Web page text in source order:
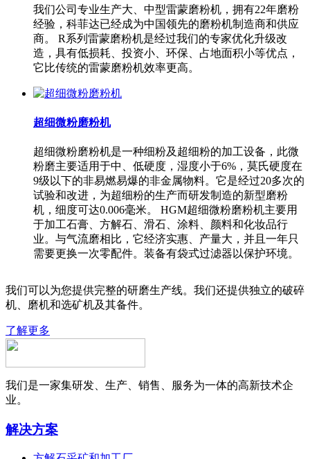
我们公司专业生产大、中型雷蒙磨粉机，拥有22年磨粉
经验，科菲达已经成为中国领先的磨粉机制造商和供应
商。 R系列雷蒙磨粉机是经过我们的专家优化升级改
造，具有低损耗、投资小、环保、占地面积小等优点，
它比传统的雷蒙磨粉机效率更高。
超细微粉磨粉机
超细微粉磨粉机是一种细粉及超细粉的加工设备，此微
粉磨主要适用于中、低硬度，湿度小于6%，莫氏硬度在
9级以下的非易燃易爆的非金属物料。它是经过20多次的
试验和改进，为超细粉的生产而研发制造的新型磨粉
机，细度可达0.006毫米。 HGM超细微粉磨粉机主要用
于加工石膏、方解石、滑石、涂料、颜料和化妆品行
业。与气流磨相比，它经济实惠、产量大，并且一年只
需要更换一次零配件。装备有袋式过滤器以保护环境。
我们可以为您提供完整的研磨生产线。我们还提供独立的破碎
机、磨机和选矿机及其备件。
了解更多
我们是一家集研发、生产、销售、服务为一体的高新技术企
业。
解决方案